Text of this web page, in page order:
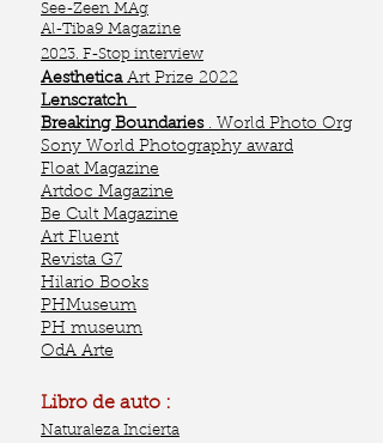
See-Zeen MAg
Al-Tiba9 Magazine
2023. F-Stop interview
Aesthetica Art Prize 2022
Lenscratch
Breaking Boundaries . World Photo Org
Sony World Photography award
Float Magazine
Artdoc Magazine
Be Cult Magazine
Art Fluent
Revista G7
Hilario Books
PHMuseum
PH museum
OdA Arte
Libro de auto :
Naturaleza Incierta